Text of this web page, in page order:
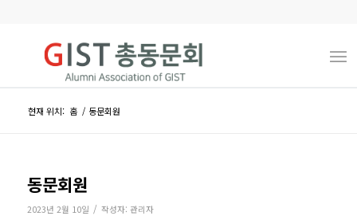
현재 위치: 홈 / 동문회원
동문회원
2023년 2월 10일 / 작성자: 관리자